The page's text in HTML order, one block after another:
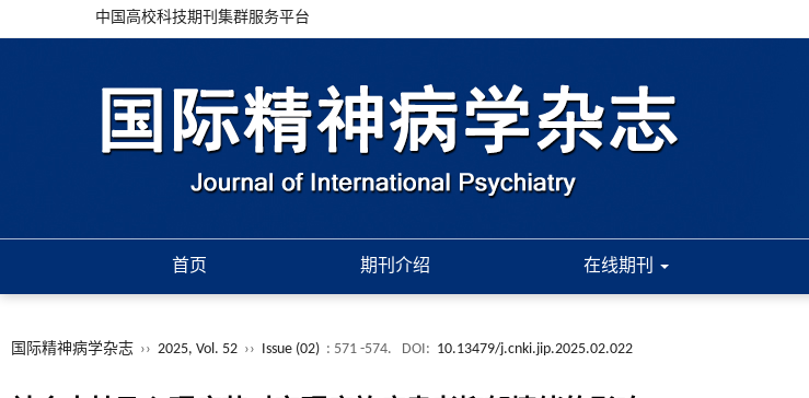
中国高校科技期刊集群服务平台
首页 期刊介绍 在线期刊
国际精神病学杂志 ›› 2025, Vol. 52 ›› Issue (02) : 571 -574. DOI: 10.13479/j.cnki.jip.2025.02.022